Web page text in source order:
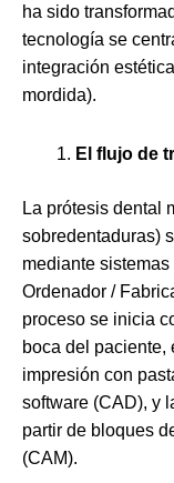
ha sido
tecnología se
integración
mordida).
El flujo de
La prótesis dental
sobredentaduras)
mediante
Ordenador /
proceso se inicia
boca del paciente,
impresión con
software (CAD), y
partir de bloques
(CAM).